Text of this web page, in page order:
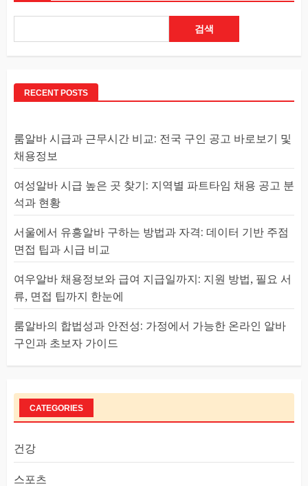
검색
RECENT POSTS
룸알바 시급과 근무시간 비교: 전국 구인 공고 바로보기 및
채용정보
여성알바 시급 높은 곳 찾기: 지역별 파트타임 채용 공고 분
석과 현황
서울에서 유흥알바 구하는 방법과 자격: 데이터 기반 주점
면접 팁과 시급 비교
여우알바 채용정보와 급여 지급일까지: 지원 방법, 필요 서
류, 면접 팁까지 한눈에
룸알바의 합법성과 안전성: 가정에서 가능한 온라인 알바
구인과 초보자 가이드
CATEGORIES
건강
스포츠